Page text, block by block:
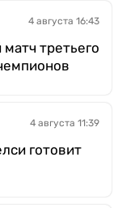
4 августа 16:43
третьего
4 августа 11:39
готовит